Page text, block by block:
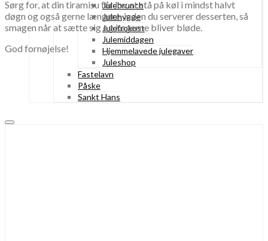
Julebrunch
Julehygge
Julefrokost
Julemiddagen
Hjemmelavede julegaver
Juleshop
Fastelavn
Påske
Sankt Hans
Sørg for, at din tiramisu får lov at stå på køl i mindst halvt
døgn og også gerne længere, inden du serverer desserten, så
smagen når at sætte sig og kagerne bliver bløde.
God fornøjelse!